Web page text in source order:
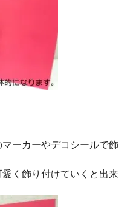
ーカーやデコシールで飾
く飾り付けていくと出来